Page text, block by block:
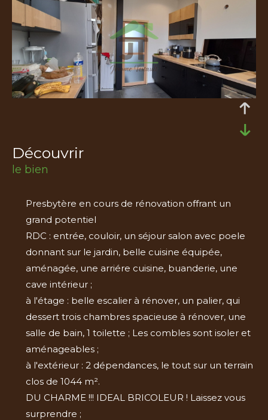
découvrir
le bien
Presbytère en cours de rénovation offrant un
grand potentiel
RDC : entrée, couloir, un séjour salon avec poele
donnant sur le jardin, belle cuisine équipée,
aménagée, une arriére cuisine, buanderie, une
cave intérieur ;
à l'étage : belle escalier à rénover, un palier, qui
dessert trois chambres spacieuse à rénover, une
salle de bain, 1 toilette ; Les combles sont isoler et
aménageables ;
à l'extérieur : 2 dépendances, le tout sur un terrain
clos de 1044 m².
DU CHARME !!! IDEAL BRICOLEUR ! Laissez vous
surprendre ;